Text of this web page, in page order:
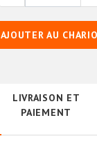
AJOUTER AU
LIVRAISON ET
PAIEMENT